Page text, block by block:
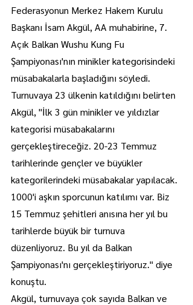
Federasyonun Merkez Hakem Kurulu
Başkanı İsam Akgül, AA muhabirine, 7.
Açık Balkan Wushu Kung Fu
Şampiyonası'nın minikler kategorisindeki
müsabakalarla başladığını söyledi.
Turnuvaya 23 ülkenin katıldığını belirten
Akgül, "İlk 3 gün minikler ve yıldızlar
kategorisi müsabakalarını
gerçekleştireceğiz. 20-23 Temmuz
tarihlerinde gençler ve büyükler
kategorilerindeki müsabakalar yapılacak.
1000'i aşkın sporcunun katılımı var. Biz
15 Temmuz şehitleri anısına her yıl bu
tarihlerde büyük bir turnuva
düzenliyoruz. Bu yıl da Balkan
Şampiyonası'nı gerçekleştiriyoruz." diye
konuştu.
Akgül, turnuvaya çok sayıda Balkan ve